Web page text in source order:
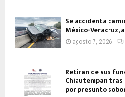
Se accidenta
México-Veracruz,
agosto 7, 2026
Retiran de sus
Chiautempan tras
por presunto